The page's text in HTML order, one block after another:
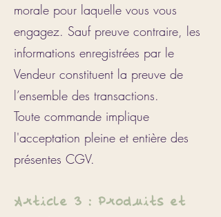
morale pour laquelle vous vous
engagez. Sauf preuve contraire, les
informations enregistrées par le
Vendeur constituent la preuve de
l’ensemble des transactions.
Toute commande implique
l'acceptation pleine et entière des
présentes CGV.
Article 3 : Produits et